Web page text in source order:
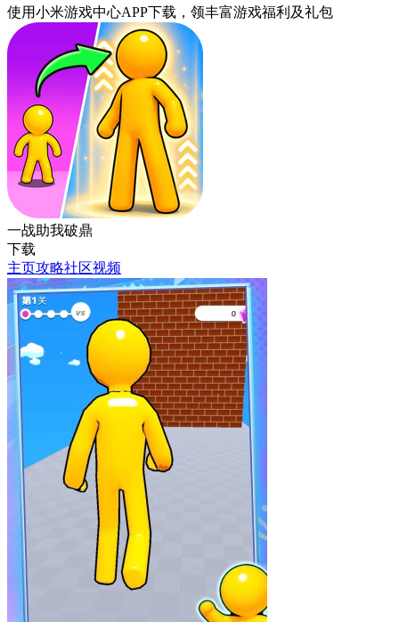
使用小米游戏中心APP下载 ，领丰富游戏福利 及礼包
一战助我破鼎
下载
主页攻略社区视频